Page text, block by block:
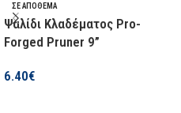
ΣΕ ΑΠΌΘΕΜΑ
Ψαλίδι Κλαδέματος Pro-
Forged Pruner 9”
6.40€